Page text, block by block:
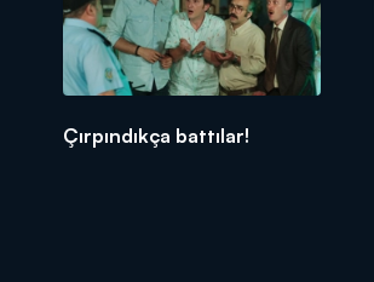
Çırpındıkça battılar!